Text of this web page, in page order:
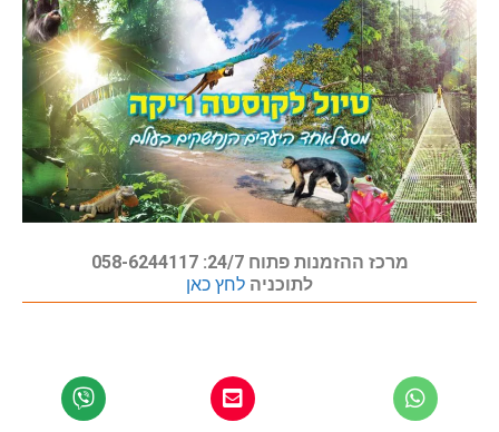
מרכז ההזמנות פתוח 24/7: 058-6244117
לתוכניה לחץ כאן